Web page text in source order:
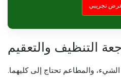
تجريبي
التنظيف والتعقيم
والمطاعم تحتاج إلى كليهما.